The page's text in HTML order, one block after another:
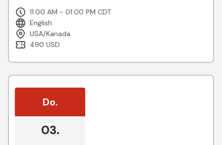
11:00 AM - 01:00 PM CDT
English
USA/Kanada
490 USD
Do.
03.